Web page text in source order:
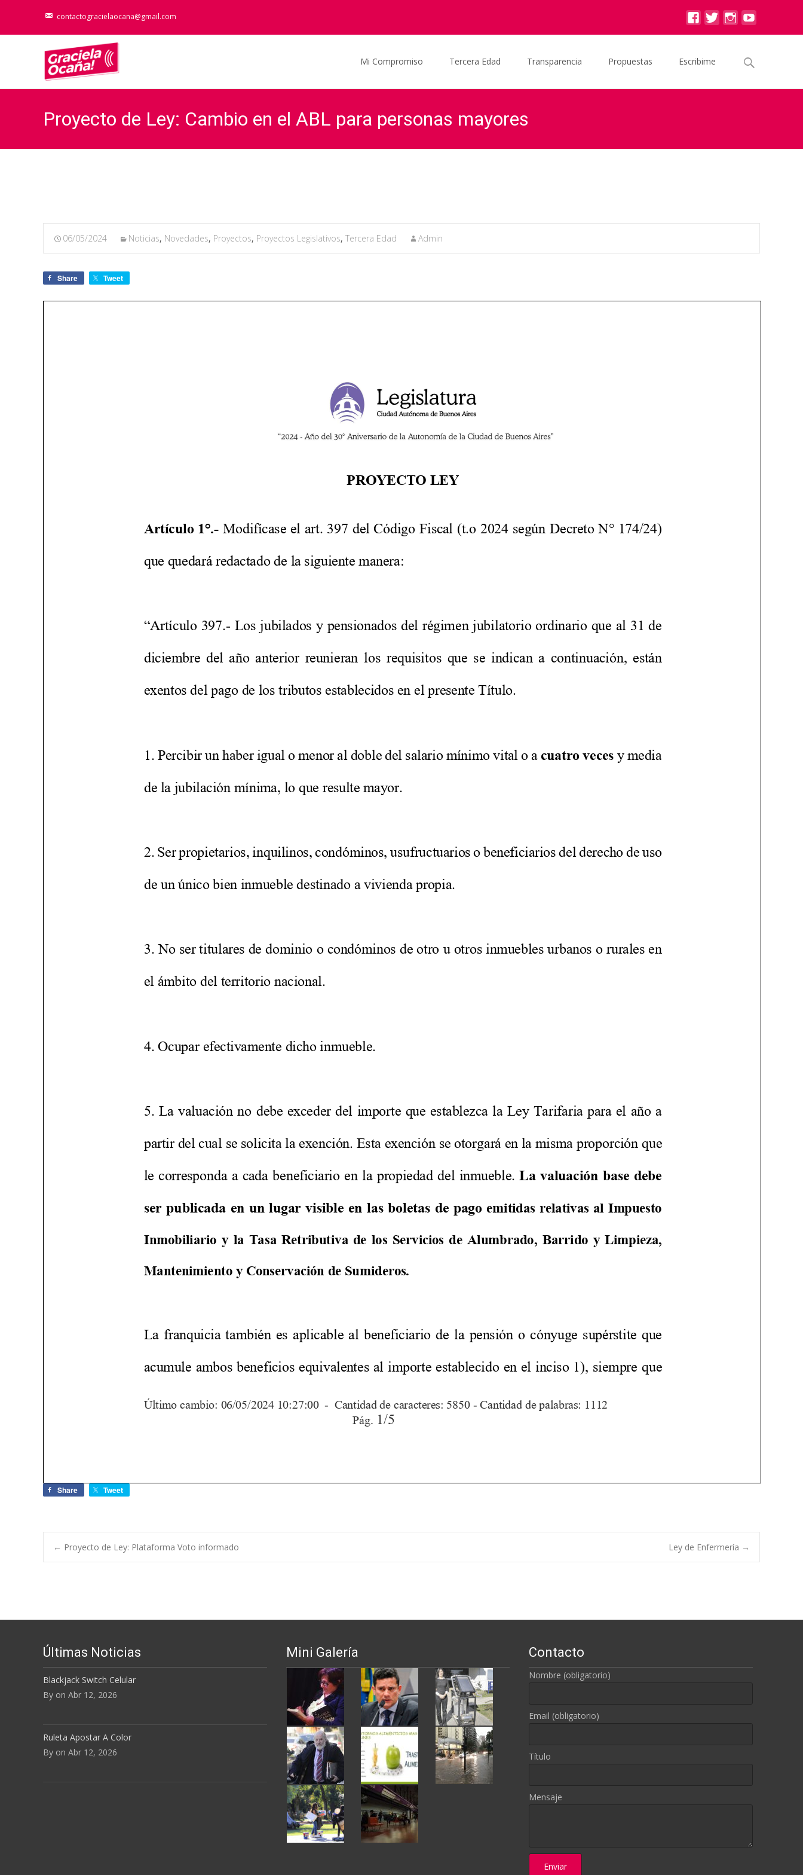
contactogracielaocana@gmail.com
Mi Compromiso
Tercera Edad Transparencia Propuestas Escribime
Buscar
Proyecto de Ley: Cambio en el ABL para personas mayores
06/05/2024 Noticias, Novedades, Proyectos, Proyectos Legislativos, Tercera Edad Admin
Share Tweet
Share Tweet
← Proyecto de Ley: Plataforma Voto informado Ley de Enfermería →
Últimas Noticias
Blackjack Switch Celular
By on Abr 12, 2026
Ruleta Apostar A Color
By on Abr 12, 2026
Mini Galería Contacto
Nombre (obligatorio)
Email (obligatorio)
Título
Mensaje